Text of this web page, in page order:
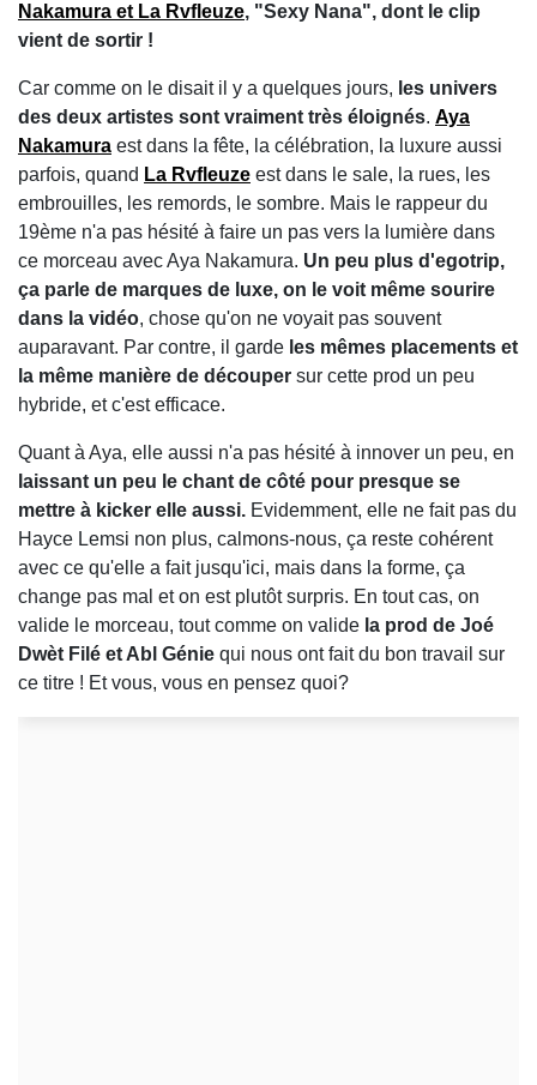
Nakamura et La Rvfleuze, "Sexy Nana", dont le clip
vient de sortir !
Car comme on le disait il y a quelques jours, les univers
des deux artistes sont vraiment très éloignés. Aya
Nakamura est dans la fête, la célébration, la luxure aussi
parfois, quand La Rvfleuze est dans le sale, la rues, les
embrouilles, les remords, le sombre. Mais le rappeur du
19ème n'a pas hésité à faire un pas vers la lumière dans
ce morceau avec Aya Nakamura. Un peu plus d'egotrip,
ça parle de marques de luxe, on le voit même sourire
dans la vidéo, chose qu'on ne voyait pas souvent
auparavant. Par contre, il garde les mêmes placements et
la même manière de découper sur cette prod un peu
hybride, et c'est efficace.
Quant à Aya, elle aussi n'a pas hésité à innover un peu, en
laissant un peu le chant de côté pour presque se
mettre à kicker elle aussi. Evidemment, elle ne fait pas du
Hayce Lemsi non plus, calmons-nous, ça reste cohérent
avec ce qu'elle a fait jusqu'ici, mais dans la forme, ça
change pas mal et on est plutôt surpris. En tout cas, on
valide le morceau, tout comme on valide la prod de Joé
Dwèt Filé et Abl Génie qui nous ont fait du bon travail sur
ce titre ! Et vous, vous en pensez quoi?